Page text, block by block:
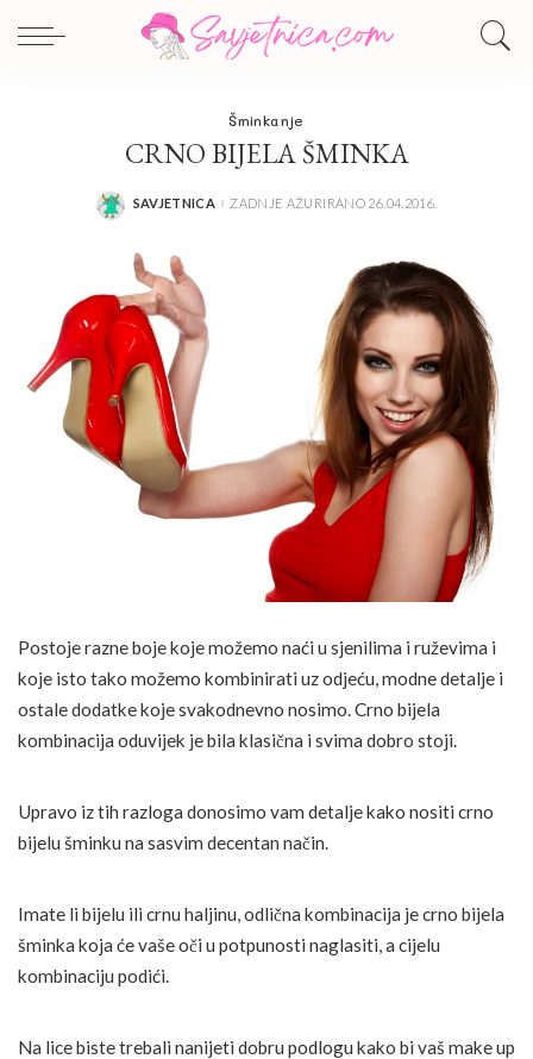
Šminkanje
CRNO BIJELA ŠMINKA
POSTED
SAVJETNICA ZADNJE AŽURIRANO 26.04.2016.
Postoje razne boje koje možemo naći u sjenilima i ruževima i
koje isto tako možemo kombinirati uz odjeću, modne detalje i
ostale dodatke koje svakodnevno nosimo. Crno bijela
kombinacija oduvijek je bila klasična i svima dobro stoji.
Upravo iz tih razloga donosimo vam detalje kako nositi crno
bijelu šminku na sasvim decentan način.
Imate li bijelu ili crnu haljinu, odlična kombinacija je crno bijela
šminka koja će vaše oči u potpunosti naglasiti, a cijelu
kombinaciju podići.
Na lice biste trebali nanijeti dobru podlogu kako bi vaš make up